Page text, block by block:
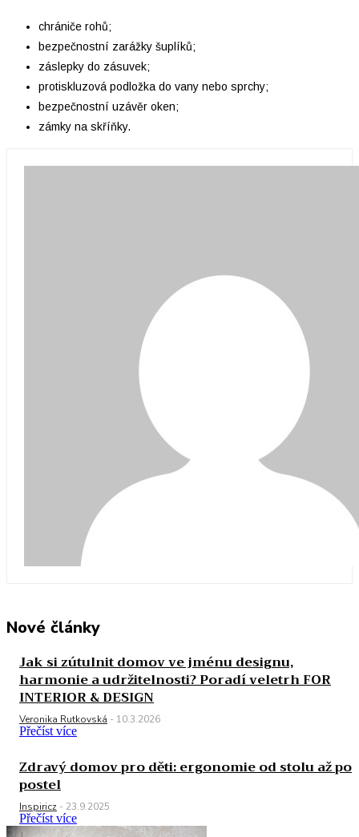
chrániče rohů;
bezpečnostní zarážky šuplíků;
záslepky do zásuvek;
protiskluzová podložka do vany nebo sprchy;
bezpečnostní uzávěr oken;
zámky na skříňky.
Nové články
Jak si zútulnit domov ve jménu designu,
harmonie a udržitelnosti? Poradí veletrh FOR
INTERIOR & DESIGN
Veronika Rutkovská - 10.3.2026
Přečíst více
Zdravý domov pro děti: ergonomie od stolu až po
postel
Inspiricz - 23.9.2025
Přečíst více